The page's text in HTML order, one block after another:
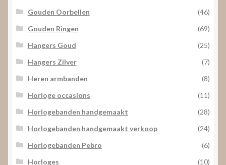
Gouden Oorbellen
(46)
Gouden Ringen
(69)
Hangers Goud
(25)
Hangers Zilver
(7)
Heren armbanden
(8)
Horloge occasions
(11)
Horlogebanden handgemaakt
(28)
Horlogebanden handgemaakt verkoop
(24)
Horlogebanden Pebro
(6)
Horloges
(10)